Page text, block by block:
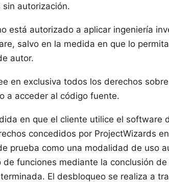
autorización.
está autorizado a aplicar ingeniería
salvo en la medida en que lo
autor.
en exclusiva todos los derechos
a acceder al código fuente.
en que el cliente utilice el software
concedidos por ProjectWizards
prueba como una modalidad de uso
funciones mediante la conclusión
El desbloqueo se realiza a